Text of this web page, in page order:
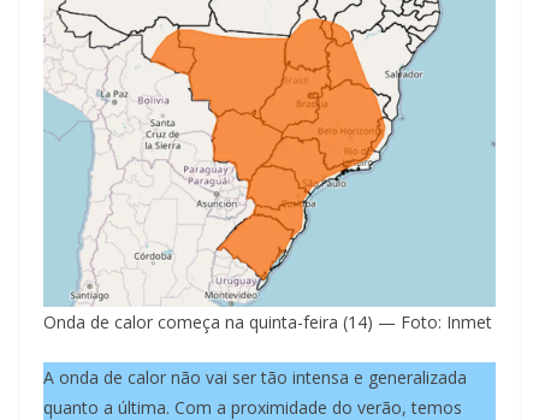
Onda de calor começa na quinta-feira (14) — Foto: Inmet
A onda de calor não vai ser tão intensa e generalizada
quanto a última. Com a proximidade do verão, temos